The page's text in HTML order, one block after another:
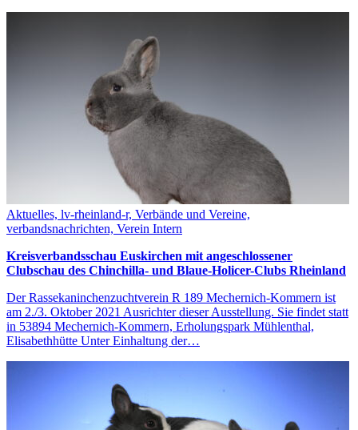
Aktuelles, lv-rheinland-r, Verbände und Vereine,
verbandsnachrichten, Verein Intern
Kreisverbandsschau Euskirchen mit angeschlossener
Clubschau des Chinchilla- und Blaue-Holicer-Clubs Rheinland
Der Rassekaninchenzuchtverein R 189 Mechernich-Kommern ist
am 2./3. Oktober 2021 Ausrichter dieser Ausstellung. Sie findet statt
in 53894 Mechernich-Kommern, Erholungspark Mühlenthal,
Elisabethhütte Unter Einhaltung der…